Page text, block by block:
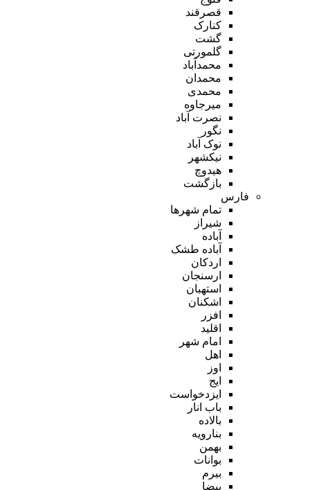
قصرقند
کنارک
گشت
گلمورتی
محمدآباد
محمدان
محمدی
میرجاوه
نصرت آباد
نگور
نوک آباد
نیکشهر
هیدوچ
بازگشت
فارس
تمام شهر‌ها
شیراز
آباده
آباده طشک
اردکان
ارسنجان
استهبان
اشکنان
افزر
اقلید
امام شهر
اهل
اوز
ایج
ایزدخواست
باب انار
بالاده
بنارویه
بهمن
بوانات
بیرم
بیضا